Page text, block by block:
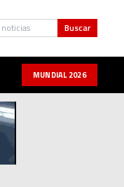
Buscar
MUNDIAL 2026